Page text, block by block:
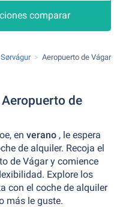
comparar
Sørvágur Aeropuerto de Vágar
de
en verano , le espera
de alquiler. Recoja el
de Vágar y comience
Explore los
con el coche de alquiler
más le guste.